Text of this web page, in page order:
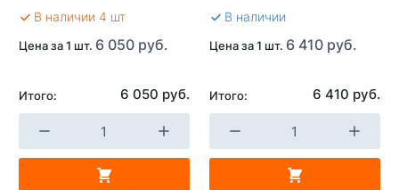
В наличии 4 шт
Цена за 1 шт. 6 050 руб.
Итого: 6 050 руб.
В наличии
Цена за 1 шт. 6 410 руб.
Итого: 6 410 руб.